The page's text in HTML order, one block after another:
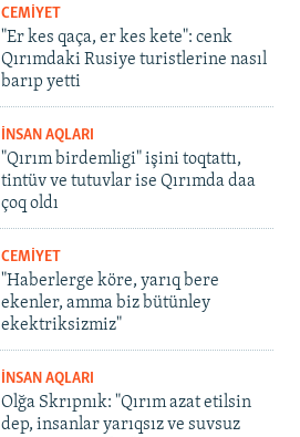
CEMİYET
"Er kes qaça, er kes kete": cenk
Qırımdaki Rusiye turistlerine nasıl
barıp yetti
İNSAN AQLARI
"Qırım birdemligi" işini toqtattı,
tintüv ve tutuvlar ise Qırımda daa
çoq oldı
CEMİYET
"Haberlerge köre, yarıq bere
ekenler, amma biz bütünley
ekektriksizmiz"
İNSAN AQLARI
Olğa Skrıpnık: "Qırım azat etilsin
dep, insanlar yarıqsız ve suvsuz